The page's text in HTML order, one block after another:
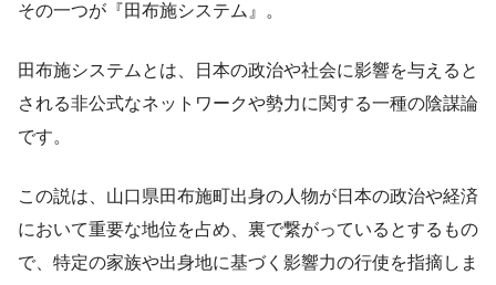
その一つが『田布施システム』。
田布施システムとは、日本の政治や社会に影響を与えると
される非公式なネットワークや勢力に関する一種の陰謀論
です。
この説は、山口県田布施町出身の人物が日本の政治や経済
において重要な地位を占め、裏で繋がっているとするもの
で、特定の家族や出身地に基づく影響力の行使を指摘しま